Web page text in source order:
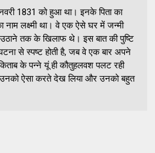
1831 को हुआ था। इनके पिता का
नाम लक्ष्मी था। वे एक ऐसे घर में जन्मी
उठाने तक के खिलाफ थे। इस बात की पुष्टि
से स्पष्ट होती है, जब वे एक बार अपने
के पन्ने यूं ही कौतुहलवश पलट रही
ऐसा करते देख लिया और उनको बहुत